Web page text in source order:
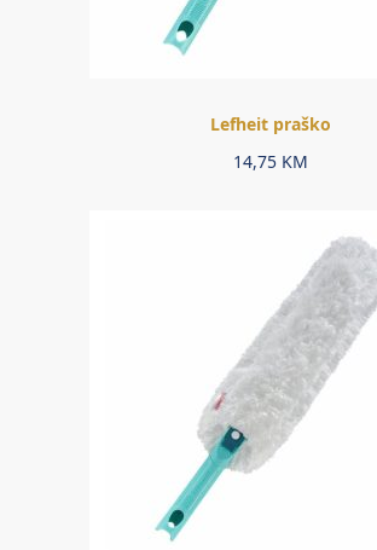
Lefheit praško
14,75 KM